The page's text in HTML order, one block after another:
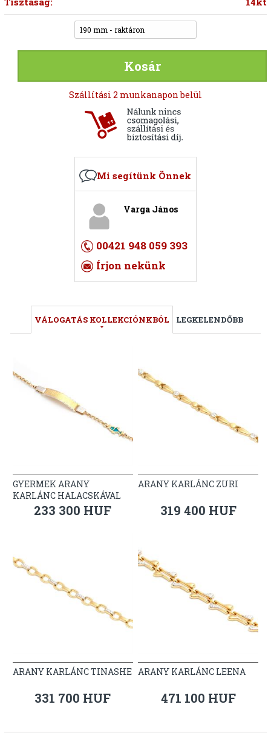
190 mm - raktáron
Kosár
Szállítási 2 munkanapon belül
Mi segítünk Önnek
Varga János
00421 948 059 393
Írjon nekünk
VÁLOGATÁS KOLLEKCIÓNKBÓL LEGKELENDŐBB
GYERMEK ARANY
KARLÁNC HALACSKÁVAL
233 300 HUF
ARANY KARLÁNC ZURI
319 400 HUF
ARANY KARLÁNC TINASHE
331 700 HUF
ARANY KARLÁNC LEENA
471 100 HUF